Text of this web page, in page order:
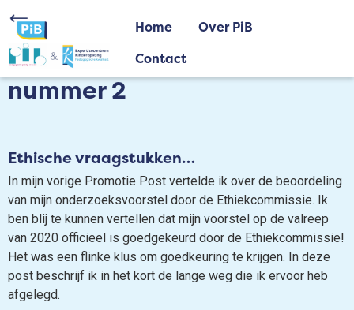
Home Over PiB
Contact
nummer 2
Ethische vraagstukken…
In mijn vorige Promotie Post vertelde ik over de beoordeling
van mijn onderzoeksvoorstel door de Ethiekcommissie. Ik
ben blij te kunnen vertellen dat mijn voorstel op de valreep
van 2020 officieel is goedgekeurd door de Ethiekcommissie!
Het was een flinke klus om goedkeuring te krijgen. In deze
post beschrijf ik in het kort de lange weg die ik ervoor heb
afgelegd.